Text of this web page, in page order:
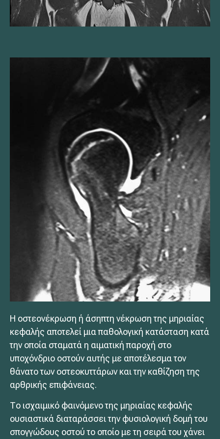
Η οστεονέκρωση ή άσηπτη νέκρωση της μηριαίας
κεφαλής αποτελεί μια παθολογική κατάσταση κατά
την οποία σταματά η αιματική παροχή στο
υποχόνδριο οστούν αυτής με αποτέλεσμα τον
θάνατο των οστεοκυττάρων και την καθίζηση της
αρθρικής επιφάνειας.
Το ισχαιμικό φαινόμενο της μηριαίας κεφαλής
ουσιαστικά διαταράσσει την φυσιολογική δομή του
σπογγώδους οστού το οποίο με τη σειρά του χάνει